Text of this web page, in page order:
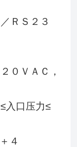
ＲＳ２３
０ＶＡＣ，
；
入口压力≤
４